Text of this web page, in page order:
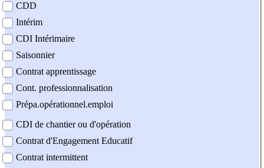
CDD
Intérim
CDI Intérimaire
Saisonnier
Contrat apprentissage
Cont. professionnalisation
Prépa.opérationnel.emploi
CDI de chantier ou d'opération
Contrat d'Engagement Educatif
Contrat intermittent